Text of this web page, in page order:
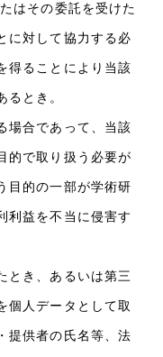
はその委託を受けた
に対して協力する必
得ることにより当該
とき。
場合であって、当該
的で取り扱う必要が
目的の一部が学術研
利益を不当に侵害す
とき、あるいは第三
個人データとして取
提供者の氏名等、法